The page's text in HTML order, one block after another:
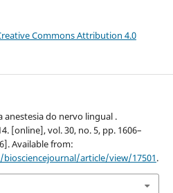
Commons Attribution 4.0
anestesia do nervo lingual .
[online], vol. 30, no. 5, pp. 1606–
Available from:
article/view/17501.